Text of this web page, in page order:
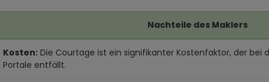
Nachteile des Maklers
Kosten: Die Courtage ist ein signifikanter Kostenfaktor, der bei
Portale entfällt.